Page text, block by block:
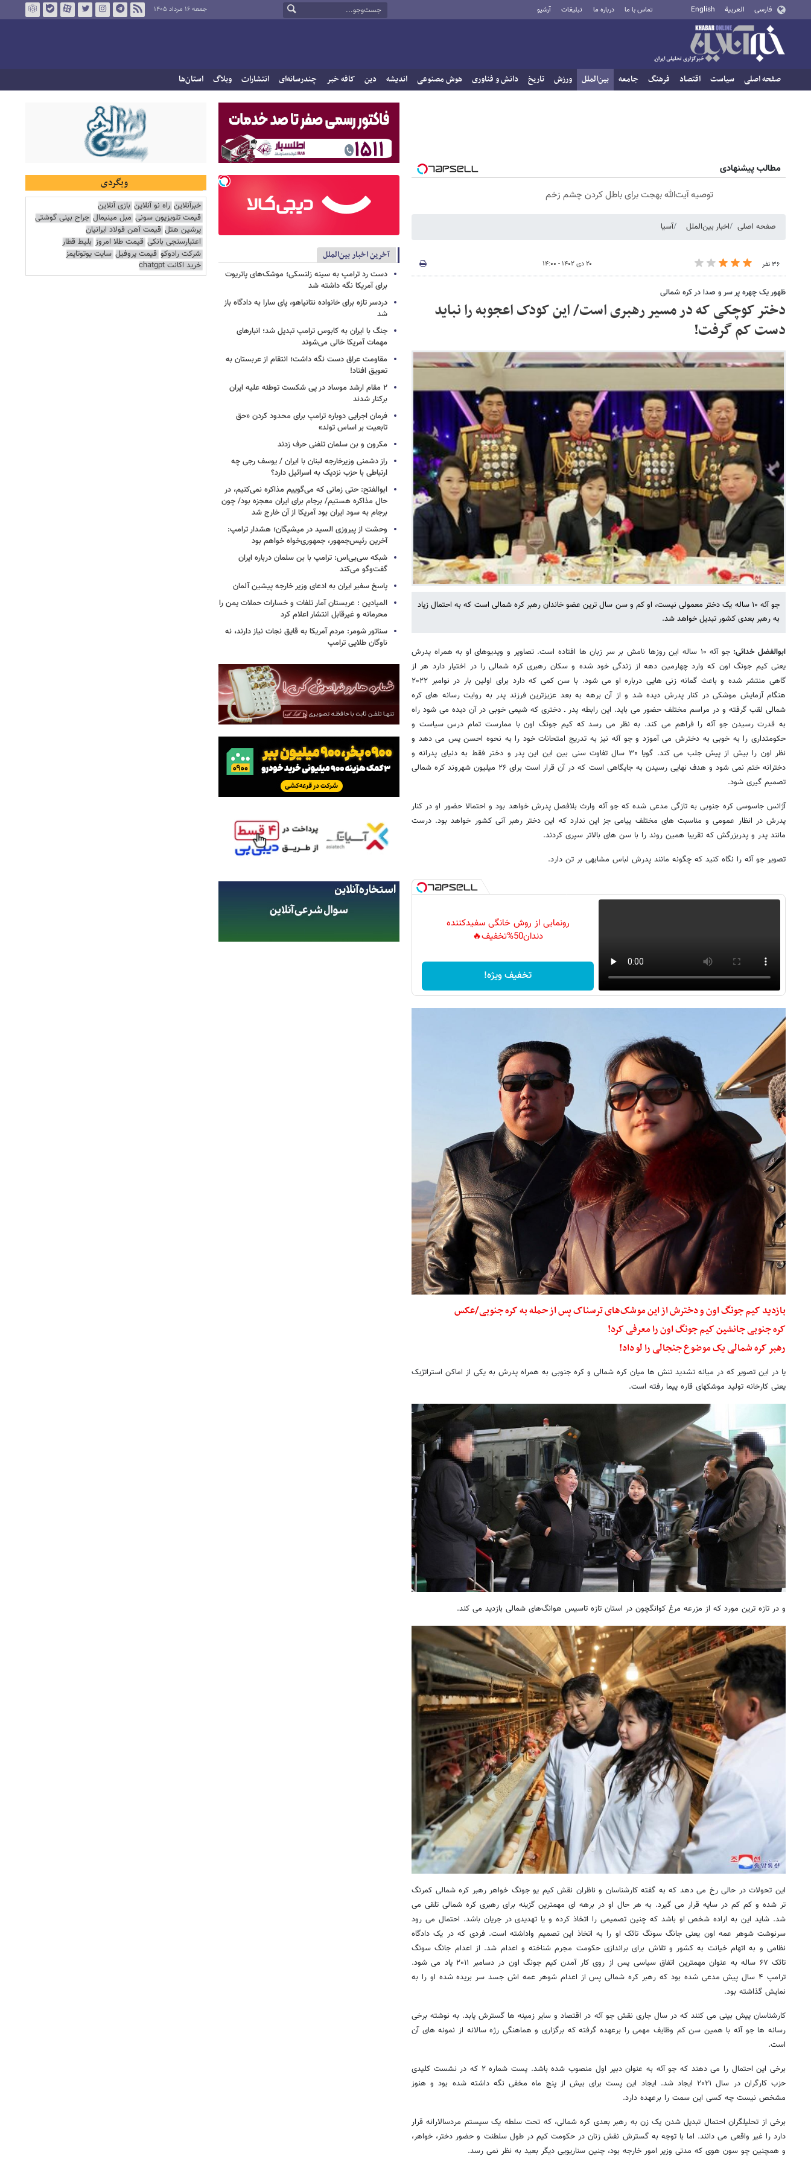
فارسی العربية English تماس با ما درباره ما تبلیغات آرشیو جمعه ۱۶ مرداد ۱۴۰۵
صفحه اصلی سیاست اقتصاد فرهنگ جامعه بین‌الملل ورزش تاریخ دانش و فناوری هوش مصنوعی اندیشه دین کافه خبر چندرسانه‌ای انتشارات وبلاگ استان‌ها
مطالب پیشنهادی
توصیه آیت‌الله بهجت برای باطل کردن چشم زخم
صفحه اصلی اخبار بین‌الملل آسیا
۳۶ نفر ۲۰ دی ۱۴۰۲ - ۱۴:۰۰
ظهور یک چهره پر سر و صدا در کره شمالی
دختر کوچکی که در مسیر رهبری است/ این کودک اعجوبه را نباید
دست کم گرفت!
جو آئه ۱۰ ساله یک دختر معمولی نیست، او کم و سن سال ترین عضو خاندان رهبر کره شمالی است که به احتمال زیاد
به رهبر بعدی کشور تبدیل خواهد شد.
ابوالفضل خدائی:
جو آئه ۱۰ ساله این روزها نامش بر سر زبان ها افتاده است. تصاویر و ویدیوهای او به همراه پدرش
یعنی کیم جونگ اون که وارد چهارمین دهه از زندگی خود شده و سکان رهبری کره شمالی را در اختیار دارد هر از
گاهی منتشر شده و باعث گمانه زنی هایی درباره او می شود. با سن کمی که دارد برای اولین بار در نوامبر ۲۰۲۲
هنگام آزمایش موشکی در کنار پدرش دیده شد و از آن برهه به بعد عزیزترین فرزند پدر به روایت رسانه های کره
شمالی لقب گرفته و در مراسم مختلف حضور می باید. این رابطه پدر ـ دختری که شیمی خوبی در آن دیده می شود راه
به قدرت رسیدن جو آئه را فراهم می کند. به نظر می رسد که کیم جونگ اون با ممارست تمام درس سیاست و
حکومتداری را به خوبی به دخترش می آموزد و جو آئه نیز به تدریج امتحانات خود را به نحوه احسن پس می دهد و
نظر اون را بیش از پیش جلب می کند. گویا ۳۰ سال تفاوت سنی بین این این پدر و دختر فقط به دنیای پدرانه و
دخترانه ختم نمی شود و هدف نهایی رسیدن به جایگاهی است که در آن قرار است برای ۲۶ میلیون شهروند کره شمالی
تصمیم گیری شود.
آژانس جاسوسی کره جنوبی به تازگی مدعی شده که جو آئه وارث بلافصل پدرش خواهد بود و احتمالا حضور او در کنار
پدرش در انظار عمومی و مناسبت های مختلف پیامی جز این ندارد که این دختر رهبر آتی کشور خواهد بود. درست
مانند پدر و پدربزرگش که تقریبا همین روند را با سن های بالاتر سپری کردند.
تصویر جو آئه را نگاه کنید که چگونه مانند پدرش لباس مشابهی بر تن دارد.
رونمایی از روش خانگی سفیدکننده
دندان50%تخفیف🔥
تخفیف ویژه!
بازدید کیم جونگ اون و دخترش از این موشک‌های ترسناک پس از حمله به کره جنوبی/عکس
کره جنوبی جانشین کیم جونگ اون را معرفی کرد!
رهبر کره شمالی یک موضوع جنجالی را لو داد!
یا در این تصویر که در میانه تشدید تنش ها میان کره شمالی و کره جنوبی به همراه پدرش به یکی از اماکن استراتژیک
یعنی کارخانه تولید موشکهای قاره پیما رفته است.
و در تازه ترین مورد که از مزرعه مرغ کوانگچون در استان تازه تاسیس هوانگ‌های شمالی بازدید می کند.
این تحولات در حالی رخ می دهد که به گفته کارشناسان و ناظران نقش کیم یو جونگ خواهر رهبر کره شمالی کمرنگ
تر شده و کم کم در سایه قرار می گیرد. به هر حال او در برهه ای مهمترین گزینه برای رهبری کره شمالی تلقی می
شد. شاید این به اراده شخص او باشد که چنین تصمیمی را اتخاذ کرده و یا تهدیدی در جریان باشد. احتمال می رود
سرنوشت شوهر عمه اون یعنی جانگ سونگ تائک او را به اتخاذ این تصمیم واداشته است. فردی که در یک دادگاه
نظامی و به اتهام خیانت به کشور و تلاش برای براندازی حکومت مجرم شناخته و اعدام شد. از اعدام جانگ سونگ
تائک ۶۷ ساله به عنوان مهمترین اتفاق سیاسی پس از روی کار آمدن کیم جونگ اون در دسامبر ۲۰۱۱ یاد می شود.
ترامپ ۴ سال پیش مدعی شده بود که رهبر کره شمالی پس از اعدام شوهر عمه اش جسد سر بریده شده او را به
نمایش گذاشته بود.
کارشناسان پیش بینی می کنند که در سال جاری نقش جو آئه در اقتصاد و سایر زمینه ها گسترش یابد. به نوشته برخی
رسانه ها جو آئه با همین سن کم وظایف مهمی را برعهده گرفته که برگزاری و هماهنگی رژه سالانه از نمونه های آن
است.
برخی این احتمال را می دهند که جو آئه به عنوان دبیر اول منصوب شده باشد. پست شماره ۲ که در نشست کلیدی
حزب کارگران در سال ۲۰۲۱ ایجاد شد. ایجاد این پست برای بیش از پنج ماه مخفی نگه داشته شده بود و هنوز
مشخص نیست چه کسی این سمت را برعهده دارد.
برخی از تحلیلگران احتمال تبدیل شدن یک زن به رهبر بعدی کره شمالی، که تحت سلطه یک سیستم مردسالارانه قرار
دارد را غیر واقعی می دانند. اما با توجه به گسترش نقش زنان در حکومت کیم در طول سلطنت و حضور دختر، خواهر،
و همچنین چو سون هوی که مدتی وزیر امور خارجه بود، چنین سناریویی دیگر بعید به نظر نمی رسد.
آخرین اخبار بین‌الملل
دست رد ترامپ به سینه زلنسکی؛ موشک‌های پاتریوت
برای آمریکا نگه داشته شد
دردسر تازه برای خانواده نتانیاهو، پای سارا به دادگاه باز
شد
جنگ با ایران به کابوس ترامپ تبدیل شد؛ انبارهای
مهمات آمریکا خالی می‌شوند
مقاومت عراق دست نگه داشت؛ انتقام از عربستان به
تعویق افتاد!
۲ مقام‌ ارشد موساد در پی شکست توطئه علیه ایران
برکنار شدند
فرمان اجرایی دوباره ترامپ برای محدود کردن «حق
تابعیت بر اساس تولد»
مکرون و بن سلمان تلفنی حرف زدند
راز دشمنی وزیرخارجه لبنان با ایران / یوسف رجی چه
ارتباطی با حزب نزدیک به اسرائیل دارد؟
ابوالفتح: حتی زمانی که می‌گوییم مذاکره نمی‌کنیم، در
حال مذاکره هستیم/ برجام برای ایران معجزه بود/ چون
برجام به سود ایران بود آمریکا از آن خارج شد
وحشت از پیروزی السید در میشیگان؛ هشدار ترامپ:
آخرین رئیس‌جمهور، جمهوری‌خواه خواهم بود
شبکه سی‌بی‌اس: ترامپ با بن سلمان درباره ایران
گفت‌وگو می‌کند
پاسخ سفیر ایران به ادعای وزیر خارجه پیشین آلمان
المیادین : عربستان آمار تلفات و خسارات حملات یمن را
محرمانه و غیرقابل انتشار اعلام کرد
سناتور شومر: مردم آمریکا به قایق نجات نیاز دارند، نه
ناوگان طلایی ترامپ
وبگردی
خبرآنلاین راه نو آنلاین بازی آنلاین
قیمت تلویزیون سونی مبل مینیمال جراح بینی گوشتی
پرشین هتل قیمت آهن فولاد ایرانیان
اعتبارسنجی بانکی قیمت طلا امروز بلیط قطار
شرکت رادوکو قیمت پروفیل سایت یوتوتایمز
خرید اکانت chatgpt